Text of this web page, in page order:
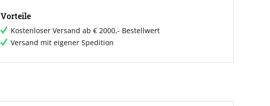
Vorteile
Kostenloser Versand ab € 2000,- Bestellwert
Versand mit eigener Spedition